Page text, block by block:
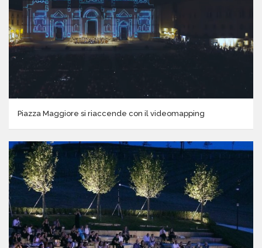
Piazza Maggiore si riaccende con il videomapping